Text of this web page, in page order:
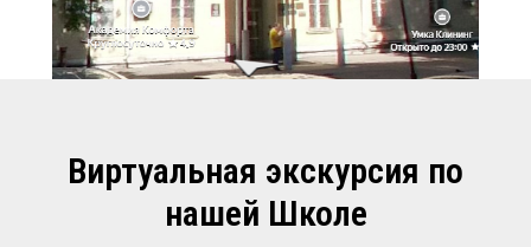
Виртуальная экскурсия по
нашей Школе